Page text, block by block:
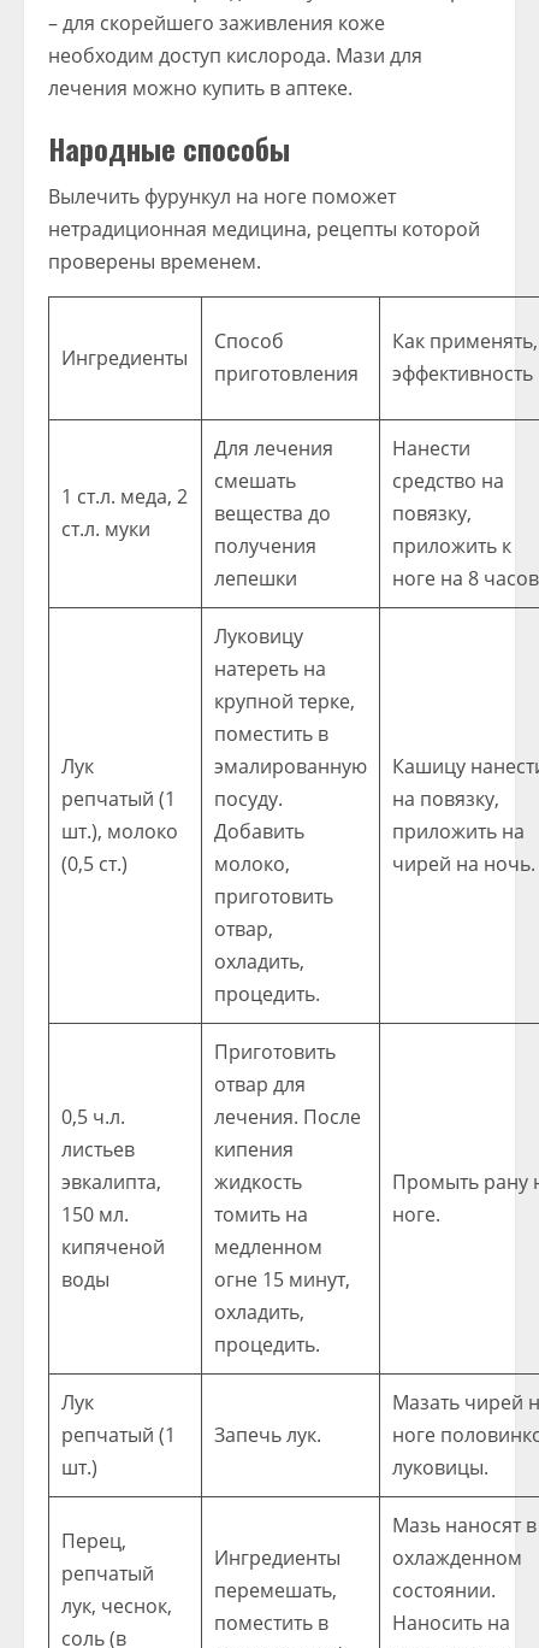
– для скорейшего заживления коже
необходим доступ кислорода. Мази для
лечения можно купить в аптеке.
Народные способы
Вылечить фурункул на ноге поможет
нетрадиционная медицина, рецепты которой
проверены временем.
Ингредиенты
Способ
приготовления
Как применять,
эффективность
1 ст.л. меда, 2
ст.л. муки
Для лечения
смешать
вещества до
получения
лепешки
Нанести
средство на
повязку,
приложить к
ноге на 8
Лук
репчатый (1
шт.), молоко
(0,5 ст.)
Луковицу
натереть на
крупной терке,
поместить в
эмалированную
посуду.
Добавить
молоко,
приготовить
отвар,
охладить,
процедить.
Кашицу
на повязку,
приложить на
чирей на ночь.
0,5 ч.л.
листьев
эвкалипта,
150 мл.
кипяченой
воды
Приготовить
отвар для
лечения. После
кипения
жидкость
томить на
медленном
огне 15 минут,
охладить,
процедить.
Промыть рану
ноге.
Лук
репчатый (1
шт.)
Запечь лук.
Мазать чирей
ноге
луковицы.
Перец,
репчатый
лук, чеснок,
соль (в
Ингредиенты
перемешать,
поместить в
Мазь наносят в
охлажденном
состоянии.
Наносить на